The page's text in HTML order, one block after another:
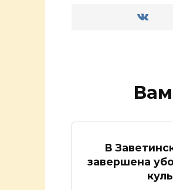
В
завершена